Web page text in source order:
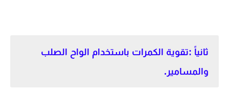
ثانياً :تقوية الكمرات باستخدام الواح الصلب
والمسامير.